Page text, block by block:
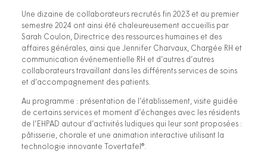
Une dizaine de collaborateurs recrutés fin 2023 et au premier
semestre 2024 ont ainsi été chaleureusement accueillis par
Sarah Coulon, Directrice des ressources humaines et des
affaires générales, ainsi que Jennifer Charvaux, Chargée RH et
communication événementielle RH et d’autres d’autres
collaborateurs travaillant dans les différents services de soins
et d’accompagnement des patients.
Au programme : présentation de l’établissement, visite guidée
de certains services et moment d’échanges avec les résidents
de l’EHPAD autour d’activités ludiques qui leur sont proposées :
pâtisserie, chorale et une animation interactive utilisant la
technologie innovante Tovertafel®.